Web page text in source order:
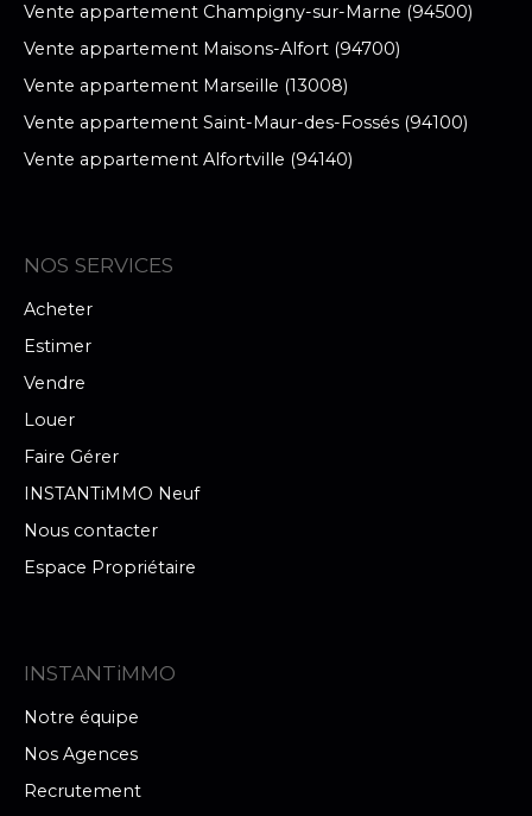
Vente appartement Champigny-sur-Marne (94500)
Vente appartement Maisons-Alfort (94700)
Vente appartement Marseille (13008)
Vente appartement Saint-Maur-des-Fossés (94100)
Vente appartement Alfortville (94140)
NOS SERVICES
Acheter
Estimer
Vendre
Louer
Faire Gérer
INSTANTiMMO Neuf
Nous contacter
Espace Propriétaire
INSTANTiMMO
Notre équipe
Nos Agences
Recrutement